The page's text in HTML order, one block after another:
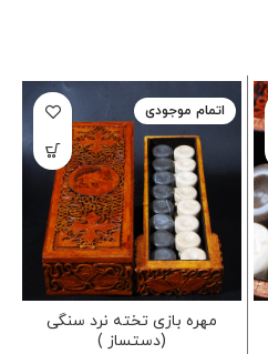
اتمام موجودی
مهره بازی تخته نرد سنگی
(دستساز )